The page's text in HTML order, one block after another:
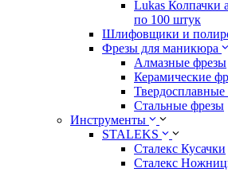
Lukas Колпачки
по 100 штук
Шлифовщики и
Фрезы для маникюра
Алмазные фрезы
Керамические
Стальные фрезы
Инструменты
STALEKS
Сталекс Кусачки
Сталекс